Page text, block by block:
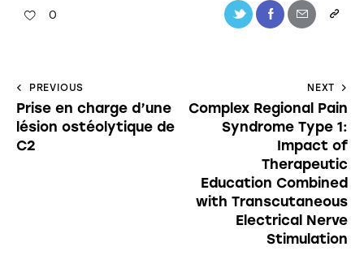
0
PREVIOUS
Prise en charge d’une
lésion ostéolytique de
C2
NEXT
Complex Regional Pain
Syndrome Type 1:
Impact of
Therapeutic
Education Combined
with Transcutaneous
Electrical Nerve
Stimulation